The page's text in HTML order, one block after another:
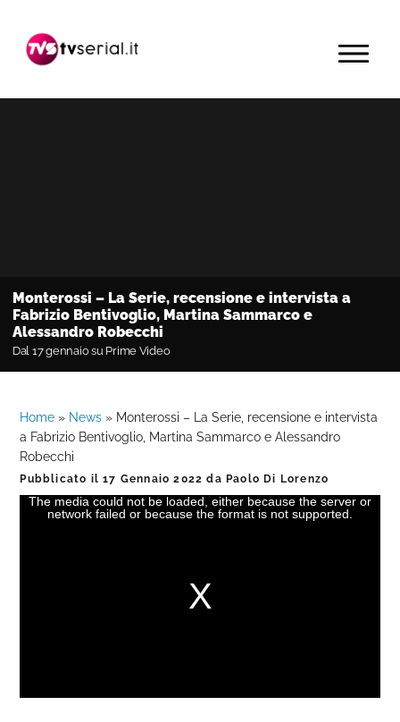
navigazione
contenuto
barra
primaria
MENU
Monterossi – La Serie, recensione e intervista a
Fabrizio Bentivoglio, Martina Sammarco e
Alessandro Robecchi
Dal 17 gennaio su Prime Video
Home » News » Monterossi – La Serie, recensione e intervista
a Fabrizio Bentivoglio, Martina Sammarco e Alessandro
Robecchi
Pubblicato il17 Gennaio 2022 da Paolo Di Lorenzo
The media could not be loaded, either because the server or
network failed or because the format is not supported.